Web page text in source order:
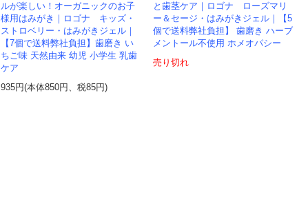
ルが楽しい！オーガニックのお子
様用はみがき｜ロゴナ キッズ・
ストロベリー・はみがきジェル｜
【7個で送料弊社負担】歯磨き い
ちご味 天然由来 幼児 小学生 乳歯
ケア
935円(本体850円、税85円)
と歯茎ケア｜ロゴナ ローズマリ
ー＆セージ・はみがきジェル｜【5
個で送料弊社負担】 歯磨き ハーブ
メントール不使用 ホメオパシー
売り切れ